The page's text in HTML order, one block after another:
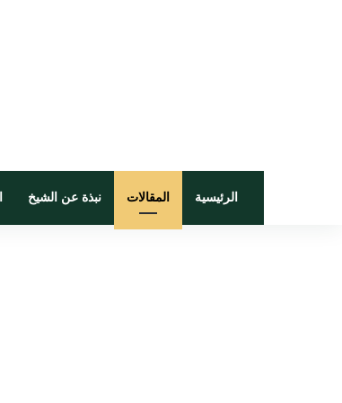
الرئيسية المقالات نبذة عن الشيخ